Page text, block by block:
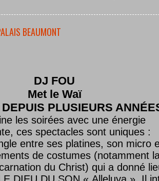
BEAUMONT
DJ FOU
Met le Waï
DEPUIS PLUSIEURS
les soirées avec une énergie
ces spectacles sont uniques :
entre ses platines, son micro
de costumes (notamment
du Christ) qui a donné